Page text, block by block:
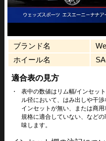
ブランド名
ホイール名
適合表の見方
・
表中の数値はリム幅/インセッ
ル径において、はみ出しや干
インセットが無い、または商
規格に適合していない、など
味します。